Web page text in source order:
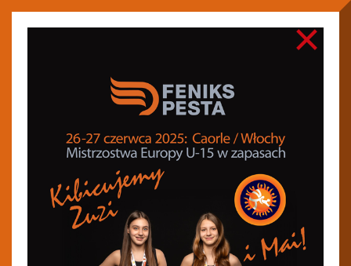
×
Feniks Pesta Stargard